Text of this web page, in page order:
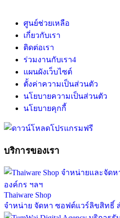
ศูนย์ช่วยเหลือ
เกี่ยวกับเรา
ติดต่อเรา
ร่วมงานกับเรา4
แผนผังเว็บไซต์
ตั้งค่าความเป็นส่วนตัว
นโยบายความเป็นส่วนตัว
นโยบายคุกกี้
บริการของเรา
Thaiware Shop
จำหน่าย จัดหา ซอฟต์แวร์ลิขสิทธิ์